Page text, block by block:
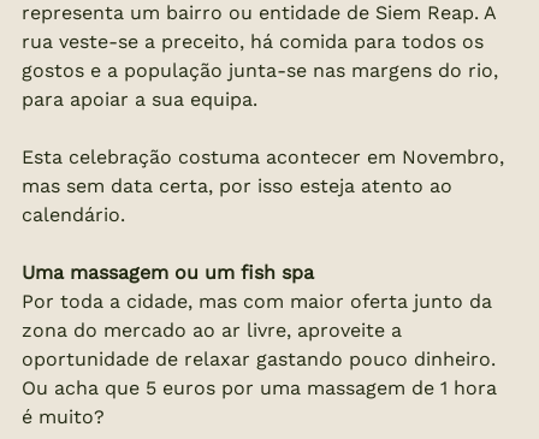
representa um bairro ou entidade de Siem Reap. A
rua veste-se a preceito, há comida para todos os
gostos e a população junta-se nas margens do rio,
para apoiar a sua equipa.
Esta celebração costuma acontecer em Novembro,
mas sem data certa, por isso esteja atento ao
calendário.
Uma massagem ou um fish spa
Por toda a cidade, mas com maior oferta junto da
zona do mercado ao ar livre, aproveite a
oportunidade de relaxar gastando pouco dinheiro.
Ou acha que 5 euros por uma massagem de 1 hora
é muito?